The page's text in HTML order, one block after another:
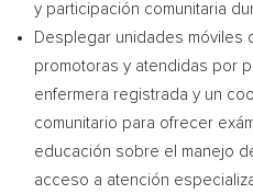
y participación comunitaria
Desplegar unidades móviles
promotoras y atendidas por
enfermera registrada y un
comunitario para ofrecer
educación sobre el manejo
acceso a atención